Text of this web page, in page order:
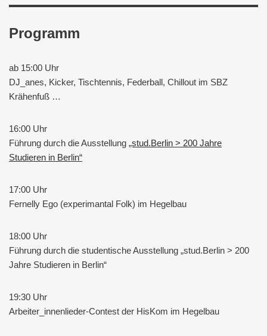
Programm
ab 15:00 Uhr
DJ_anes, Kicker, Tischtennis, Federball, Chillout im SBZ
Krähenfuß …
16:00 Uhr
Führung durch die Ausstellung „stud.Berlin > 200 Jahre
Studieren in Berlin“
17:00 Uhr
Fernelly Ego (experimantal Folk) im Hegelbau
18:00 Uhr
Führung durch die studentische Ausstellung „stud.Berlin > 200
Jahre Studieren in Berlin“
19:30 Uhr
Arbeiter_innenlieder-Contest der HisKom im Hegelbau